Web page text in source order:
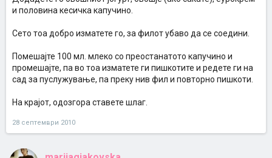
и половина кесичка капучино.
Сето тоа добро изматете го, за филот убаво да се соедини.
Помешајте 100 мл. млеко со преостанатото капучино и
промешајте, па во тоа изматете ги пишкотите и редете ги на
сад за пуслужување, па преку нив фил и повторно пишкоти.
На крајот, одозгора ставете шлаг.
28 септември 2010